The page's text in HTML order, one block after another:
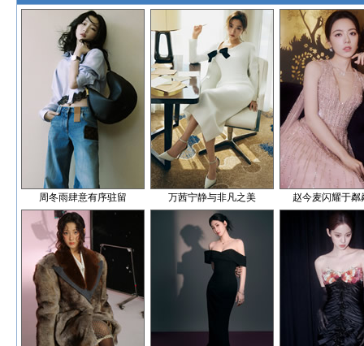
周冬雨肆意有序驻留 万茜宁静与非凡之美 赵今麦闪耀于粼